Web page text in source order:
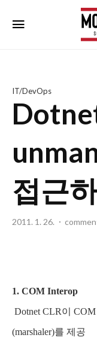
IT/DevOps
접근
2011. 1. 26.
1. COM Interop
Dotnet CLR이
(marshaler)를 제공